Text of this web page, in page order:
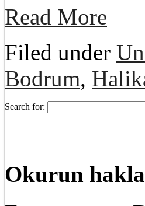
Read More
Filed under
Bodrum,
Search for:
Okurun